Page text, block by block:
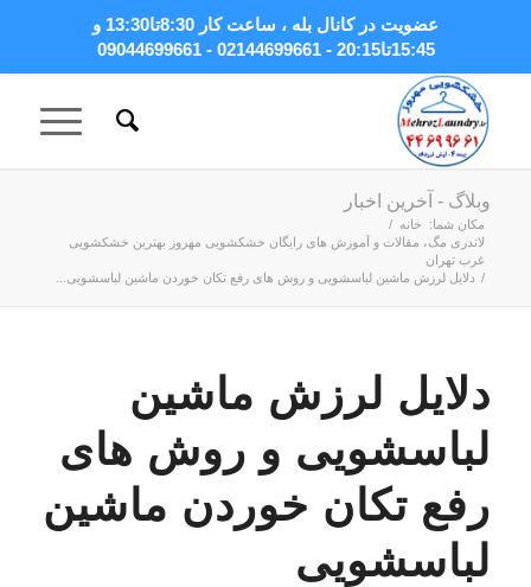
وبلاگ - آخرین اخبار
مکان شما: خانه /
لاندری مگ، مقالات و آموزش های رایگان خشکشویی مهروز بهترین خشکشویی
غرب تهران
/ دلایل لرزش ماشین لباسشویی و روش های رفع تکان خوردن ماشین لباسشویی...
دلایل لرزش ماشین
لباسشویی و روش های
رفع تکان خوردن ماشین
لباسشویی
عضویت در کانال بله
، ساعت کار 8:30تا13:30 و
15:45تا20:15 - 02144699661 - 09044699661